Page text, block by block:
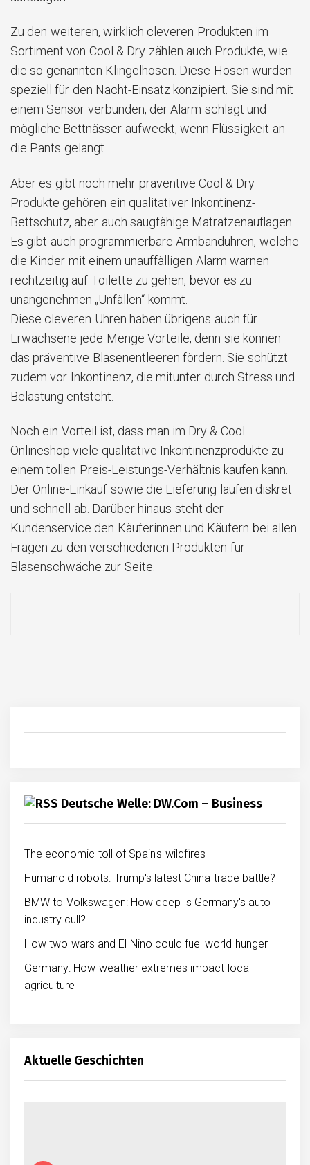
Zu den weiteren, wirklich cleveren Produkten im
Sortiment von Cool & Dry zählen auch Produkte, wie
die so genannten Klingelhosen. Diese Hosen wurden
speziell für den Nacht-Einsatz konzipiert. Sie sind mit
einem Sensor verbunden, der Alarm schlägt und
mögliche Bettnässer aufweckt, wenn Flüssigkeit an
die Pants gelangt.
Aber es gibt noch mehr präventive Cool & Dry
Produkte gehören ein qualitativer Inkontinenz-
Bettschutz, aber auch saugfähige Matratzenauflagen.
Es gibt auch programmierbare Armbanduhren, welche
die Kinder mit einem unauffälligen Alarm warnen
rechtzeitig auf Toilette zu gehen, bevor es zu
unangenehmen „Unfällen“ kommt.
Diese cleveren Uhren haben übrigens auch für
Erwachsene jede Menge Vorteile, denn sie können
das präventive Blasenentleeren fördern. Sie schützt
zudem vor Inkontinenz, die mitunter durch Stress und
Belastung entsteht.
Noch ein Vorteil ist, dass man im Dry & Cool
Onlineshop viele qualitative Inkontinenzprodukte zu
einem tollen Preis-Leistungs-Verhältnis kaufen kann.
Der Online-Einkauf sowie die Lieferung laufen diskret
und schnell ab. Darüber hinaus steht der
Kundenservice den Käuferinnen und Käufern bei allen
Fragen zu den verschiedenen Produkten für
Blasenschwäche zur Seite.
Deutsche Welle: DW.com – Business
The economic toll of Spain's wildfires
Humanoid robots: Trump's latest China trade battle?
BMW to Volkswagen: How deep is Germany's auto
industry cull?
How two wars and El Nino could fuel world hunger
Germany: How weather extremes impact local
agriculture
Aktuelle Geschichten